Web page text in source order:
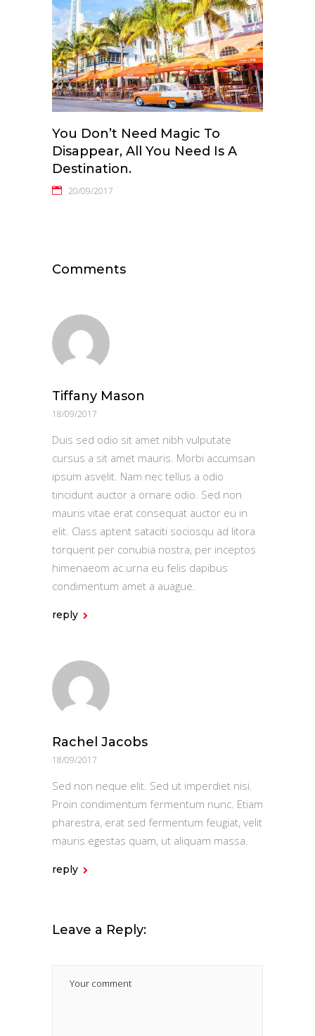
You Don’t Need Magic To
Disappear, All You Need Is A
Destination.
20/09/2017
Comments
Tiffany Mason
18/09/2017
Duis sed odio sit amet nibh vulputate
cursus a sit amet mauris. Morbi accumsan
ipsum asvelit. Nam nec tellus a odio
tincidunt auctor a ornare odio. Sed non
mauris vitae erat consequat auctor eu in
elit. Class aptent sataciti sociosqu ad litora
torquent per conubia nostra, per inceptos
himenaeom ac urna eu felis dapibus
condimentum amet a auague.
reply
Rachel Jacobs
18/09/2017
Sed non neque elit. Sed ut imperdiet nisi.
Proin condimentum fermentum nunc. Etiam
pharestra, erat sed fermentum feugiat, velit
mauris egestas quam, ut aliquam massa.
reply
Leave a Reply: